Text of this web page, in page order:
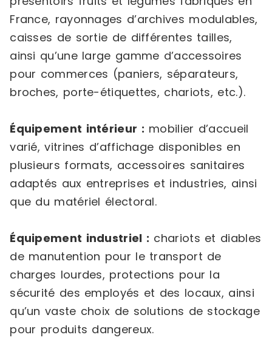
France, rayonnages d’archives modulables,
caisses de sortie de différentes tailles,
ainsi qu’une large gamme d’accessoires
pour commerces (paniers, séparateurs,
broches, porte-étiquettes, chariots, etc.).
Équipement intérieur : mobilier d’accueil
varié, vitrines d’affichage disponibles en
plusieurs formats, accessoires sanitaires
adaptés aux entreprises et industries, ainsi
que du matériel électoral.
Équipement industriel : chariots et diables
de manutention pour le transport de
charges lourdes, protections pour la
sécurité des employés et des locaux, ainsi
qu’un vaste choix de solutions de stockage
pour produits dangereux.